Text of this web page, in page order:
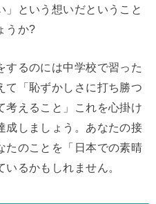
」という想いだということ
うか?
するのには中学校で習った
て「恥ずかしさに打ち勝つ
考えること」これを心掛け
成しましょう。あなたの接
たのことを「日本での素晴
るかもしれません。